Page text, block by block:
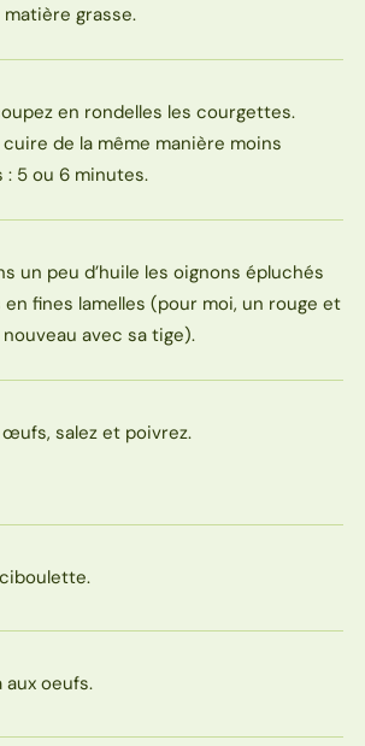
grasse.
en rondelles les courgettes.
de la même manière moins
: 5 ou 6 minutes.
un peu d’huile les oignons épluchés
fines lamelles (pour moi, un rouge et
avec sa tige).
salez et poivrez.
oeufs.